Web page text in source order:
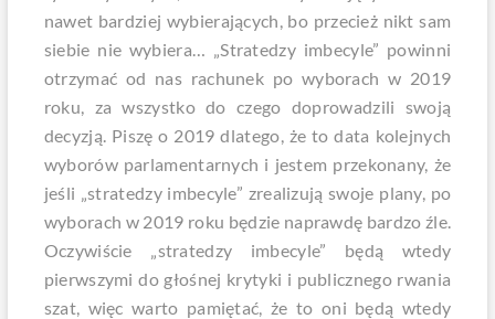
nawet bardziej wybierających, bo przecież nikt sam
siebie nie wybiera… „Stratedzy imbecyle” powinni
otrzymać od nas rachunek po wyborach w 2019
roku, za wszystko do czego doprowadzili swoją
decyzją. Piszę o 2019 dlatego, że to data kolejnych
wyborów parlamentarnych i jestem przekonany, że
jeśli „stratedzy imbecyle” zrealizują swoje plany, po
wyborach w 2019 roku będzie naprawdę bardzo źle.
Oczywiście „stratedzy imbecyle” będą wtedy
pierwszymi do głośnej krytyki i publicznego rwania
szat, więc warto pamiętać, że to oni będą wtedy